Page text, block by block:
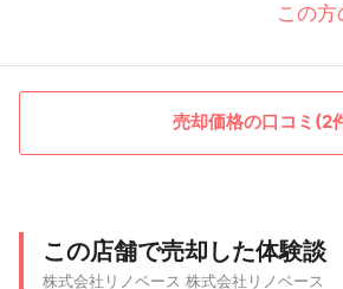
この
売却価格の口コミ(2
この店舗で売却した体験談
株式会社リノベース 株式会社リノベース